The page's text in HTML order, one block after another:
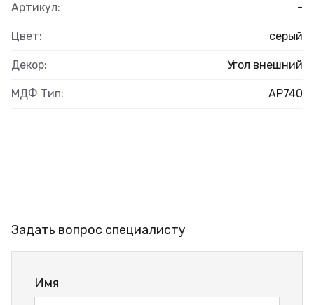
Артикул: -
Цвет: серый
Декор: Угол внешний
МДФ Тип: AP740
Задать вопрос специалисту
Имя